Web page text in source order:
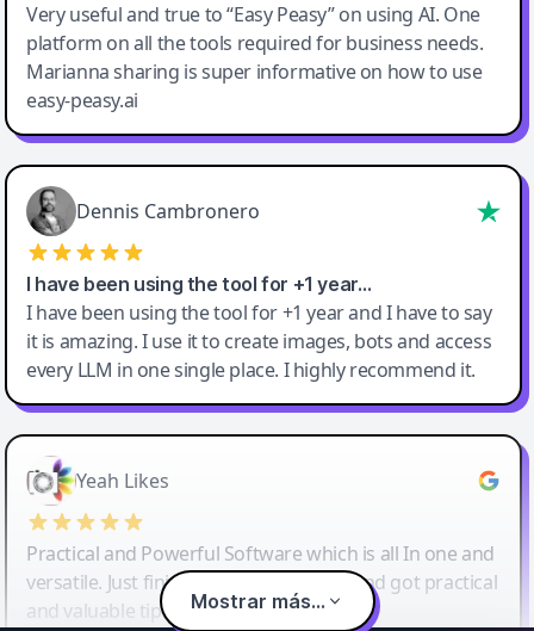
Very useful and true to “Easy Peasy” on using AI. One
platform on all the tools required for business needs.
Marianna sharing is super informative on how to use
easy-peasy.ai
Dennis Cambronero
I have been using the tool for +1 year…
I have been using the tool for +1 year and I have to say
it is amazing. I use it to create images, bots and access
every LLM in one single place. I highly recommend it.
Yeah Likes
Practical and Powerful Software which is all In one and
versatile. Just finished their workshop and got practical
and valuable tips and tricks.
Mostrar más...